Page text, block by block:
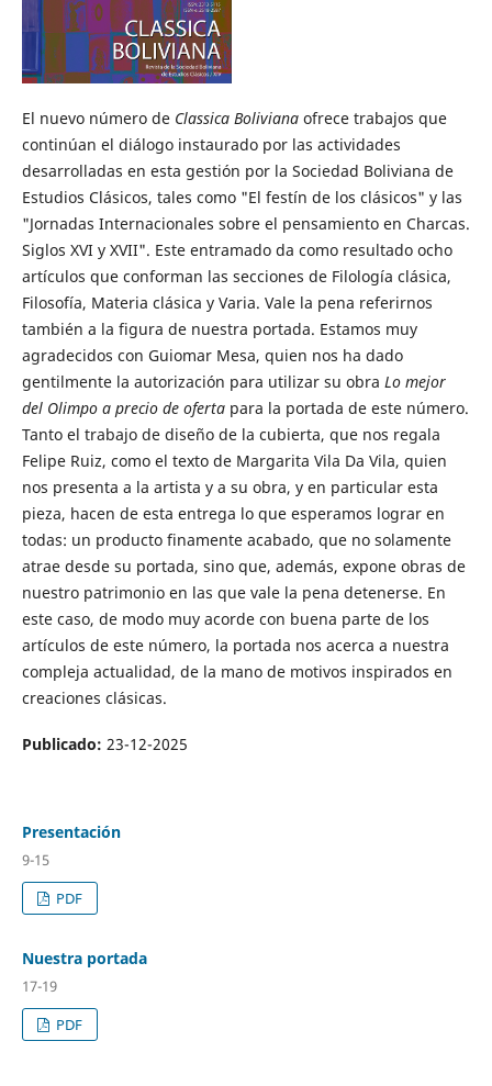
El nuevo número de Classica Bolivianaofrece trabajos que
continúan el diálogo instaurado por las actividades
desarrolladas en esta gestión por la Sociedad Boliviana de
Estudios Clásicos, tales como "El festín de los clásicos" y las
"Jornadas Internacionales sobre el pensamiento en Charcas.
Siglos XVI y XVII". Este entramado da como resultado ocho
artículos que conforman las secciones de Filología clásica,
Filosofía, Materia clásica y Varia. Vale la pena referirnos
también a la figura de nuestra portada. Estamos muy
agradecidos con Guiomar Mesa, quien nos ha dado
gentilmente la autorización para utilizar su obra Lo mejor
del Olimpo a precio de ofertapara la portada de este número.
Tanto el trabajo de diseño de la cubierta, que nos regala
Felipe Ruiz, como el texto de Margarita Vila Da Vila, quien
nos presenta a la artista y a su obra, y en particular esta
pieza, hacen de esta entrega lo que esperamos lograr en
todas: un producto finamente acabado, que no solamente
atrae desde su portada, sino que, además, expone obras de
nuestro patrimonio en las que vale la pena detenerse. En
este caso, de modo muy acorde con buena parte de los
artículos de este número, la portada nos acerca a nuestra
compleja actualidad, de la mano de motivos inspirados en
creaciones clásicas.
Publicado: 23-12-2025
Presentación
9-15
PDF
Nuestra portada
17-19
PDF